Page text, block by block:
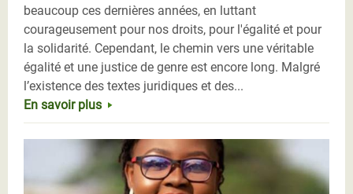
beaucoup ces dernières années, en luttant
courageusement pour nos droits, pour l'égalité et pour
la solidarité. Cependant, le chemin vers une véritable
égalité et une justice de genre est encore long. Malgré
l’existence des textes juridiques et des...
En savoir plus